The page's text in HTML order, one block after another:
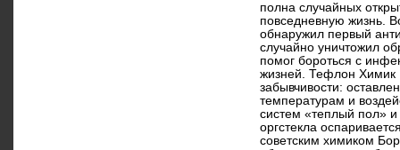
полна случайных
повседневную жизнь.
обнаружил первый
случайно уничтожил
помог бороться с
жизней. Тефлон Химик
забывчивости:
температурам и
систем «теплый пол»
оргстекла
советским химиком